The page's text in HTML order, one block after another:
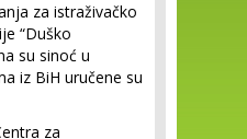
za istraživačko
“Duško
su sinoć u
iz BiH uručene su
za